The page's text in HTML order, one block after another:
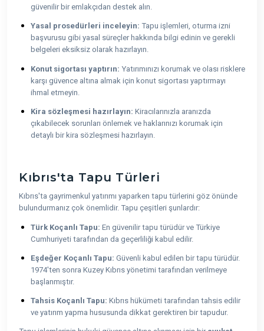
güvenilir bir emlakçıdan destek alın.
Yasal prosedürleri inceleyin: Tapu işlemleri, oturma izni
başvurusu gibi yasal süreçler hakkında bilgi edinin ve gerekli
belgeleri eksiksiz olarak hazırlayın.
Konut sigortası yaptırın: Yatırımınızı korumak ve olası risklere
karşı güvence altına almak için konut sigortası yaptırmayı
ihmal etmeyin.
Kira sözleşmesi hazırlayın: Kiracılarınızla aranızda
çıkabilecek sorunları önlemek ve haklarınızı korumak için
detaylı bir kira sözleşmesi hazırlayın.
Kıbrıs'ta Tapu Türleri
Kıbrıs'ta gayrimenkul yatırımı yaparken tapu türlerini göz önünde
bulundurmanız çok önemlidir. Tapu çeşitleri şunlardır:
Türk Koçanlı Tapu: En güvenilir tapu türüdür ve Türkiye
Cumhuriyeti tarafından da geçerliliği kabul edilir.
Eşdeğer Koçanlı Tapu: Güvenli kabul edilen bir tapu türüdür.
1974'ten sonra Kuzey Kıbrıs yönetimi tarafından verilmeye
başlanmıştır.
Tahsis Koçanlı Tapu: Kıbrıs hükümeti tarafından tahsis edilir
ve yatırım yapma hususunda dikkat gerektiren bir tapudur.